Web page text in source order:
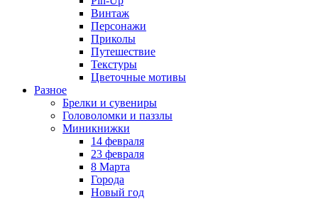
Винтаж
Персонажи
Приколы
Путешествие
Текстуры
Цветочные мотивы
Разное
Брелки и сувениры
Головоломки и паззлы
Миникнижки
14 февраля
23 февраля
8 Марта
Города
Новый год